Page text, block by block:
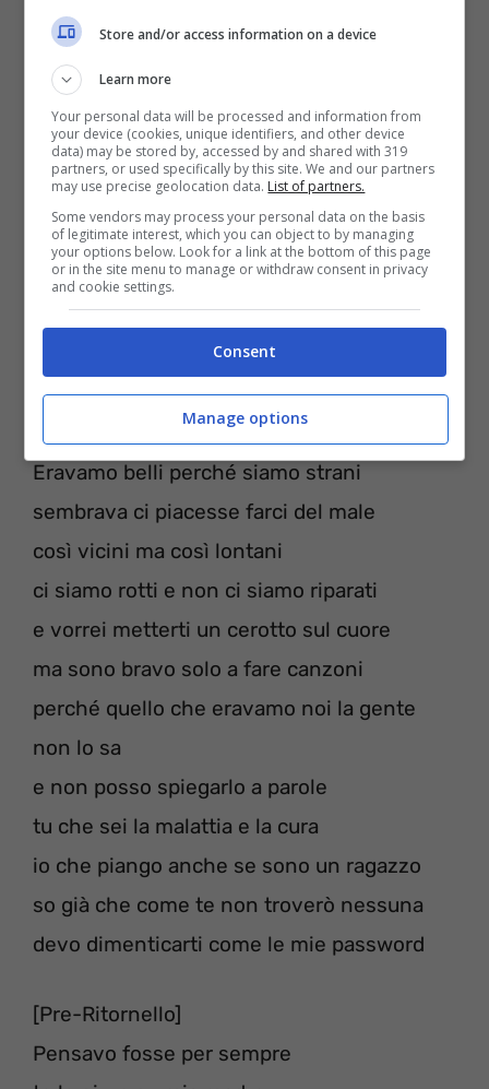
Buonanotte amore mio anche se ora
starai dormendo e non so se sei da sola
e ‘sto cuscino faccio finta che sia te
che mi dici “sono qui, ti amo ancora”
milioni di persone, nessuno come te
e sta canzone la odio, mi ricorda te
fuori è bellissimo solo se mi prometti
che verrai a prendermi dove ci siamo persi,
Eravamo belli perché siamo strani
sembrava ci piacesse farci del male
così vicini ma così lontani
ci siamo rotti e non ci siamo riparati
e vorrei metterti un cerotto sul cuore
ma sono bravo solo a fare canzoni
perché quello che eravamo noi la gente
non lo sa
e non posso spiegarlo a parole
tu che sei la malattia e la cura
io che piango anche se sono un ragazzo
so già che come te non troverò nessuna
devo dimenticarti come le mie password
[Pre-Ritornello]
Pensavo fosse per sempre
Store and/or access information on a device
Learn more
Your personal data will be processed and information from
your device (cookies, unique identifiers, and other device
data) may be stored by, accessed by and shared with 319
partners, or used specifically by this site. We and our partners
may use precise geolocation data. List of partners.
Some vendors may process your personal data on the basis
of legitimate interest, which you can object to by managing
your options below. Look for a link at the bottom of this page
or in the site menu to manage or withdraw consent in privacy
and cookie settings.
Consent
Manage options